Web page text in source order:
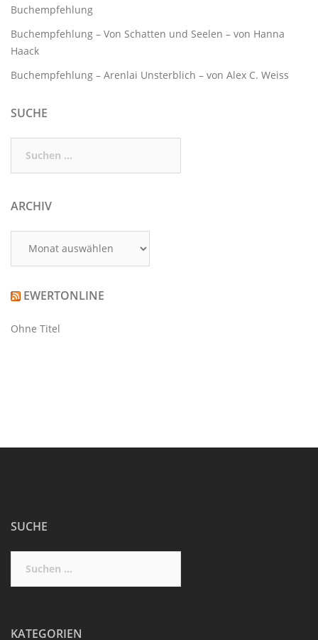
Buchempfehlung
Buchempfehlung – Von Schatten und Seelen – von Hanna
Haack
Buchempfehlung – Arenlai Unsterblich – von Alex C. Weiss
SUCHE
nach:
ARCHIV
EWERTONLINE
Ohne Titel
SUCHE
nach:
KATEGORIEN